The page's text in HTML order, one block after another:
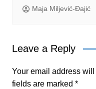
Maja Miljević-Đajić
Leave a Reply
Your email address
fields are marked *